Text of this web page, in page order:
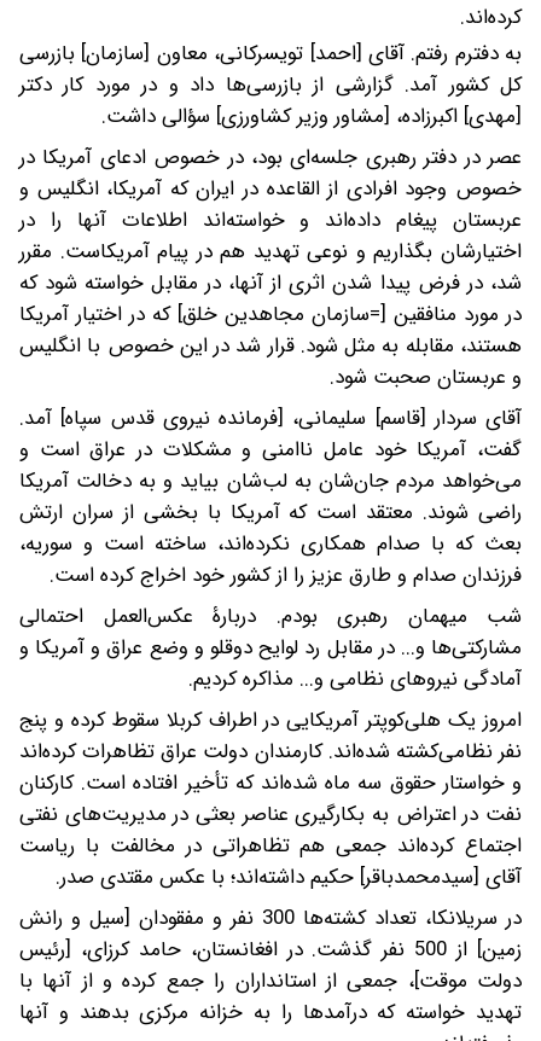
کرده‌اند.
به دفترم رفتم. آقای [احمد] تویسرکانی، معاون [سازمان] بازرسی‌
کل‌ کشور آمد. گزارشی از بازرسی‌ها داد و در مورد کار دکتر
[مهدی] اکبرزاده، [مشاور وزیر کشاورزی] سؤالی داشت.
عصر در دفتر رهبری جلسه‌ای بود، در خصوص ادعای آمریکا در
خصوص وجود افرادی از القاعده در ایران‌ که آمریکا، انگلیس و
عربستان پیغام داده‌اند و خواسته‌اند اطلاعات‌ آنها را در
اختیارشان بگذاریم و نوعی تهدید هم در پیام آمریکاست. مقرر
شد، در فرض پیدا شدن اثری از آنها، در مقابل خواسته شود که
در مورد منافقین [=سازمان مجاهدین خلق] که در اختیار آمریکا
هستند، مقابله به مثل شود. قرار شد در این خصوص با انگلیس
و عربستان صحبت شود.
آقای سردار [قاسم] سلیمانی، [فرمانده نیروی قدس سپاه] آمد.
گفت، آمریکا خود عامل ناامنی و مشکلات در عراق است و
می‌خواهد مردم جان‌شان به لب‌شان بیاید و به دخالت آمریکا
راضی شوند. معتقد است‌ که آمریکا با بخشی از سران ارتش
بعث‌ که با صدام همکاری نکرده‌اند، ساخته است و سوریه،
فرزندان صدام و طارق عزیز را از کشور خود اخراج کرده است.
شب میهمان رهبری بودم. دربارۀ عکس‌العمل‌ احتمالی
مشارکتی‌ها و... در مقابل رد لوایح دوقلو و وضع عراق و آمریکا و
آمادگی نیروهای نظامی و... مذاکره‌ کردیم.
امروز یک هلی‌کوپتر آمریکایی در اطراف‌ کربلا سقوط‌ کرده و پنج
نفر نظامی‌کشته شده‌اند. کارمندان دولت عراق تظاهرات‌ کرده‌اند
و خواستار حقوق سه ماه شده‌اند که تأخیر افتاده است. کارکنان
نفت در اعتراض به بکارگیری عناصر بعثی در مدیریت‌های نفتی
اجتماع کرده‌اند جمعی هم تظاهراتی در مخالفت با ریاست
آقای [سیدمحمدباقر] حکیم داشته‌اند؛ با عکس مقتدی صدر.
در سریلانکا، تعداد کشته‌ها 300 نفر و مفقودان [سیل و رانش
زمین] از 500 نفر گذشت. در افغانستان، حامد کرزای، [رئیس
دولت موقت]، جمعی از استانداران را جمع کرده و از آنها با
تهدید خواسته که درآمدها را به خزانه مرکزی بدهند و آنها